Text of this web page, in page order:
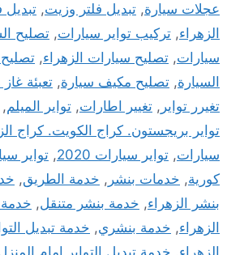
عجلات سيارة, تبديل فلتر وزيت, تبديل
الزهراء, تركيب تواير سيارات, تصليح
سيارات, تصليح سيارات الزهراء,
السيارة, تصليح مكيف سيارة, تعبئة
تغيرر تواير , تغيير اطارات, تواير الميلم,
تواير بريجستون. كراج الكويت. كراج
سيارات, تواير سيارات 2020 , تواير
كورية, خدمات بنشر , خدمة الطريق,
بنشر الزهراء, خدمة بنشر متنقل,
الزهراء, خدمة بنشري, خدمة تبديل
الزهراء, خدمة تبديل التواير امام